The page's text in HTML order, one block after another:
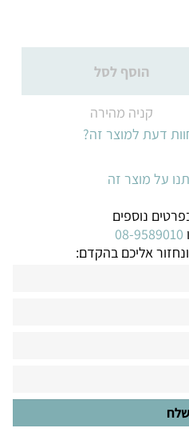
הוסף לסל
קניה מהירה
דעת למוצר זה?
על מוצר זה
נוספים
08-9589010
אליכם בהקדם: